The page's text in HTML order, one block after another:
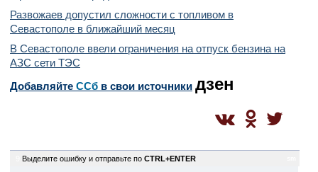
Развожаев допустил сложности с топливом в
Севастополе в ближайший месяц
В Севастополе ввели ограничения на отпуск бензина на
АЗС сети ТЭС
Добавляйте CСб в свои источники дзен
Выделите ошибку и отправьте по CTRL+ENTER